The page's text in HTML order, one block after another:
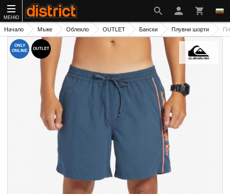
МЕНЮ
Начало Мъже Облекло OUTLET Бански Плувни шорти
ONLY
ONLINE
OUTLET